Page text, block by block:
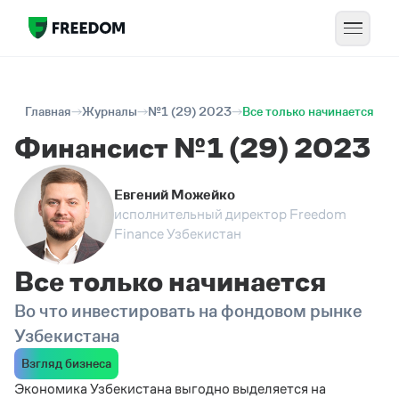
Главная Журналы №1 (29) 2023 Все только начинается
Финансист №1 (29) 2023
Евгений Можейко
исполнительный директор Freedom
Finance Узбекистан
Все только начинается
Во что инвестировать на фондовом рынке
Узбекистана
Взгляд бизнеса
Экономика Узбекистана выгодно выделяется на